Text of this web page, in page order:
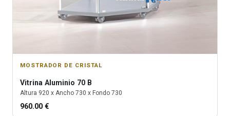
MOSTRADOR DE CRISTAL
Vitrina Aluminio 70 B
Altura 920 x Ancho 730 x Fondo 730
960.00 €